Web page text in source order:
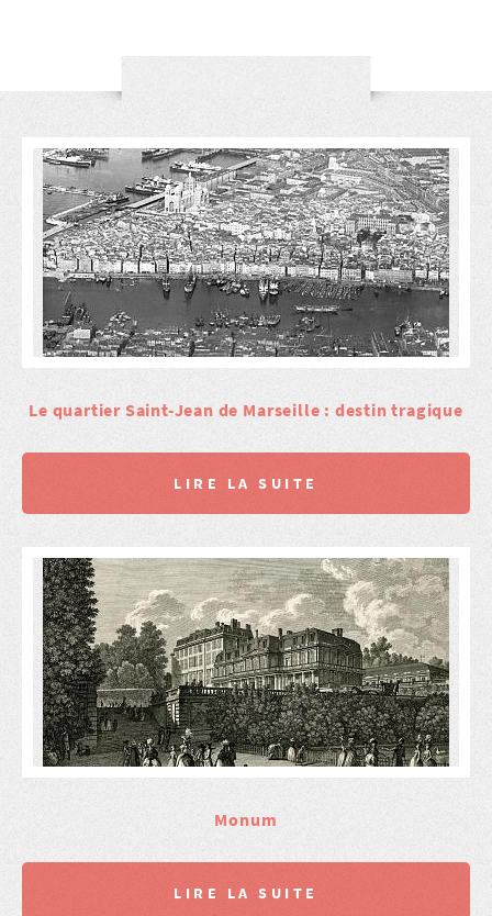
Le quartier Saint-Jean de Marseille : destin tragique
LIRE LA SUITE
Monum
LIRE LA SUITE